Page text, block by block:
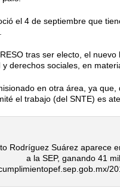
el 4 de septiembre que
tras ser electo, el
derechos sociales, en
en otra área, ya
el trabajo (del SNTE) es
Rodríguez Suárez aparece
a la SEP, ganando 41